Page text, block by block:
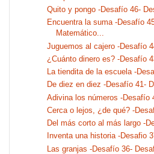
Quito y pongo -Desafío 46-
Encuentra la suma -Desafío
Matemático...
Juguemos al cajero -Desafío
¿Cuánto dinero es? -Desafío
La tiendita de la escuela -
De diez en diez -Desafío 41-
Adivina los números -Desafío
Cerca o lejos, ¿de qué? -
Del más corto al más largo -
Inventa una historia -Desafio
Las granjas -Desafío 36-